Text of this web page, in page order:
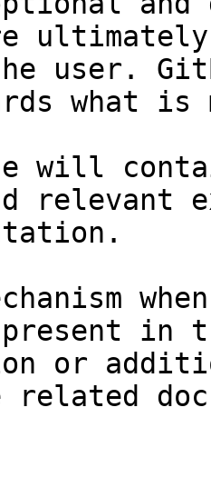
user.
what
will
relevant
in
or